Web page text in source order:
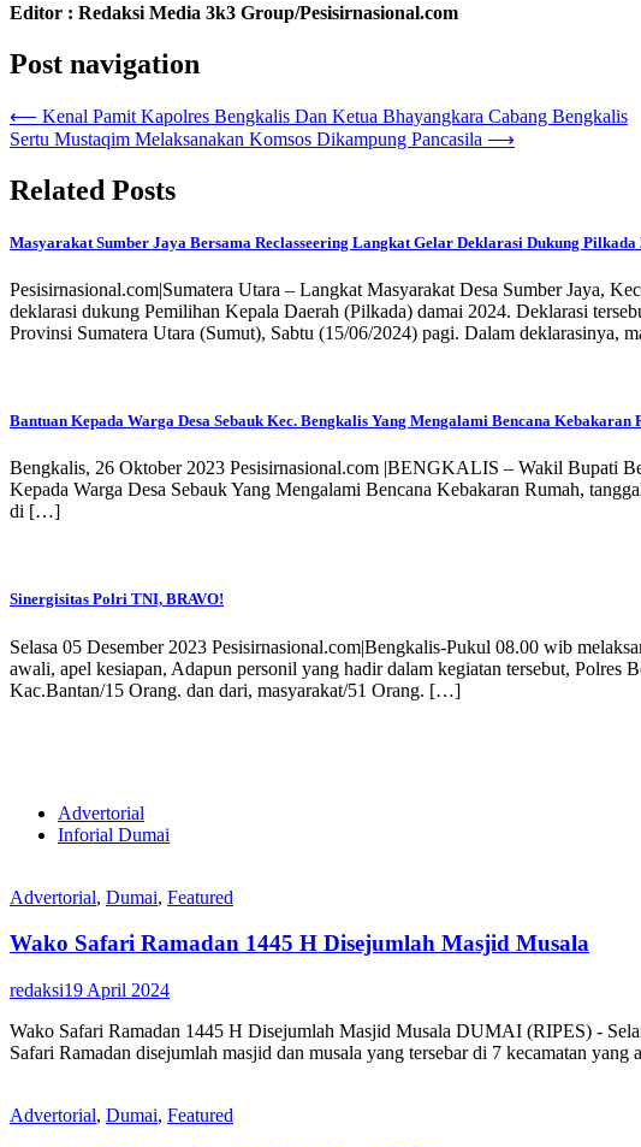
Editor : Redaksi Media 3k3 Group/Pesisirnasional.com
Post navigation
⟵ Kenal Pamit Kapolres Bengkalis Dan Ketua Bhayangkara Cabang Bengkalis
Sertu Mustaqim Melaksanakan Komsos Dikampung Pancasila ⟶
Related Posts
Masyarakat Sumber Jaya Bersama Reclasseering Langkat Gelar Deklarasi Dukung Pilkada
Pesisirnasional.com|Sumatera Utara – Langkat Masyarakat Desa Sumber Jaya,
deklarasi dukung Pemilihan Kepala Daerah (Pilkada) damai 2024. Deklarasi
Provinsi Sumatera Utara (Sumut), Sabtu (15/06/2024) pagi. Dalam deklarasinya,
Bantuan Kepada Warga Desa Sebauk Kec. Bengkalis Yang Mengalami Bencana Kebakaran
Bengkalis, 26 Oktober 2023 Pesisirnasional.com |BENGKALIS – Wakil Bupati
Kepada Warga Desa Sebauk Yang Mengalami Bencana Kebakaran Rumah,
di […]
Sinergisitas Polri TNI, BRAVO!
Selasa 05 Desember 2023 Pesisirnasional.com|Bengkalis-Pukul 08.00 wib
awali, apel kesiapan, Adapun personil yang hadir dalam kegiatan tersebut,
Kac.Bantan/15 Orang. dan dari, masyarakat/51 Orang. […]
Advertorial
Inforial Dumai
Advertorial, Dumai, Featured
Wako Safari Ramadan 1445 H Disejumlah Masjid Musala
redaksi19 April 2024
Wako Safari Ramadan 1445 H Disejumlah Masjid Musala DUMAI (RIPES) -
Safari Ramadan disejumlah masjid dan musala yang tersebar di 7 kecamatan
Advertorial, Dumai, Featured